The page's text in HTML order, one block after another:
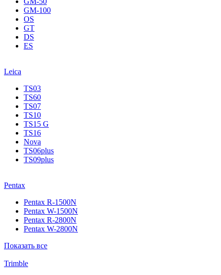
GM-100
OS
GT
DS
ES
Leica
TS03
TS60
TS07
TS10
TS15 G
TS16
Nova
TS06plus
TS09plus
Pentax
Pentax R-1500N
Pentax W-1500N
Pentax R-2800N
Pentax W-2800N
Показать все
Trimble